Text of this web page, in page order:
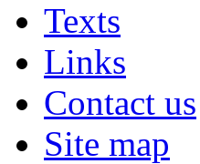
Texts
Links
Contact us
Site map